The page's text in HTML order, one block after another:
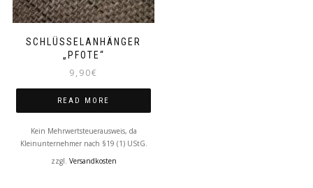
SCHLÜSSELANHÄNGER
„PFOTE“
9,90€
READ MORE
Kein Mehrwertsteuerausweis, da
Kleinunternehmer nach §19 (1) UStG.
zzgl. Versandkosten